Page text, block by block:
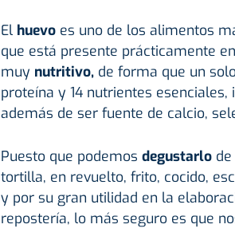
El huevoes uno de los alimentos
que está presente prácticamente
muy nutritivo, de forma que un
proteína y 14 nutrientes
además de ser fuente de calcio,
Puesto que podemos degustarlo
tortilla, en revuelto, frito, cocido,
y por su gran utilidad en la
repostería, lo más seguro es que